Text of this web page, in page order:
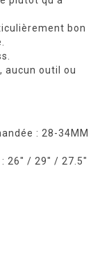
bon
aucun outil ou
: 28-34MM
26″ / 29″ / 27.5″